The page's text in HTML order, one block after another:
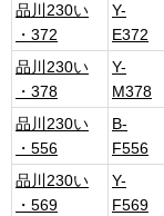
品川230い
・372
Y-
E372
品川230い
・378
Y-
M378
品川230い
・556
B-
F556
品川230い
・569
Y-
F569